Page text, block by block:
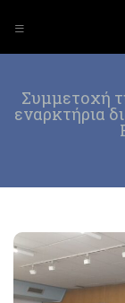
Συμμετοχή
εναρκτήρια